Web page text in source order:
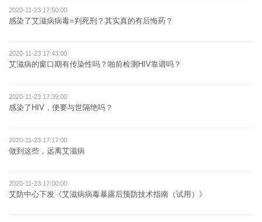
2020-11-23 17:50:00
感染了艾滋病病毒=判死刑？其实真的有后悔药？
2020-11-23 17:43:00
艾滋病的窗口期有传染性吗？啪前检测HIV靠谱吗？
2020-11-23 17:39:00
感染了HIV，便要与世隔绝吗？
2020-11-23 17:17:00
做到这些，远离艾滋病
2020-11-23 17:00:00
艾防中心下发《艾滋病病毒暴露后预防技术指南（试用）》